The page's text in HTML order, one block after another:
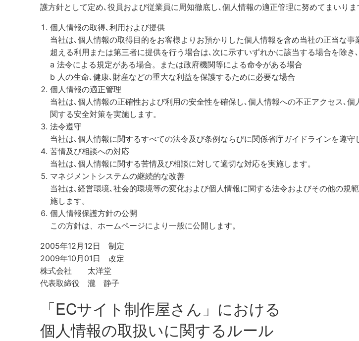
護方針として定め､役員および従業員に周知徹底し､個人情報の適正管理に努めてまいりま
個人情報の取得､利用および提供
当社は､個人情報の取得目的をお客様よりお預かりした個人情報を含め当社の正当な
超える利用または第三者に提供を行う場合は､次に示すいずれかに該当する場合を除き
a 法令による規定がある場合。または政府機関等による命令がある場合
b 人の生命､健康､財産などの重大な利益を保護するために必要な場合
個人情報の適正管理
当社は､個人情報の正確性および利用の安全性を確保し､個人情報への不正アクセス､
関する安全対策を実施します。
法令遵守
当社は､個人情報に関するすべての法令及び条例ならびに関係省庁ガイドラインを遵守
苦情及び相談への対応
当社は､個人情報に関する苦情及び相談に対して適切な対応を実施します。
マネジメントシステムの継続的な改善
当社は､経営環境､社会的環境等の変化および個人情報に関する法令およびその他の
施します。
個人情報保護方針の公開
この方針は、ホームページにより一般に公開します。
2005年12月12日 制定
2009年10月01日 改定
株式会社 太洋堂
代表取締役 瀧 静子
「ECサイト制作屋さん」における
個人情報の取扱いに関するルール